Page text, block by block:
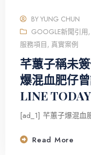
BYYUNG CHUN
GOOGLE新聞引用,
服務項目, 真實案例
芊蕙子稱未
爆混血肥仔
LINE TODAY
[ad_1] 芊蕙子爆混血
Read More